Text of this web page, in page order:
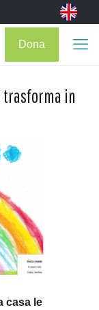
Dona
trasforma in
casa le